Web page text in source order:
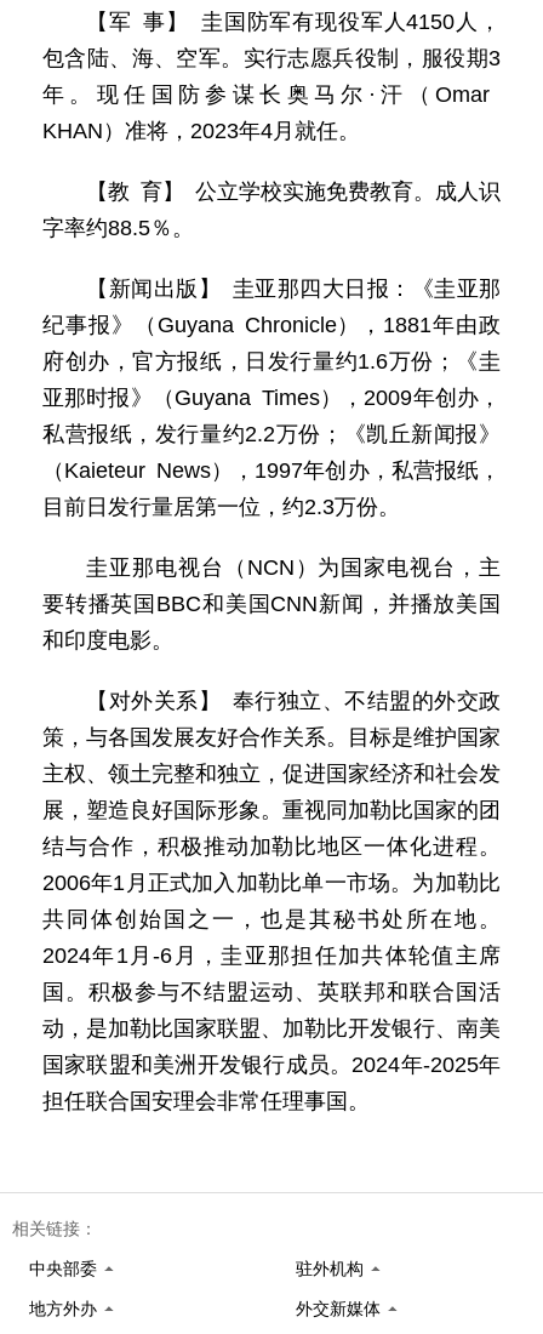
【军 事】 圭国防军有现役军人4150人，
包含陆、海、空军。实行志愿兵役制，服役期3
年。现任国防参谋长奥马尔·汗（Omar
KHAN）准将，2023年4月就任。
【教 育】 公立学校实施免费教育。成人识
字率约88.5％。
【新闻出版】 圭亚那四大日报：《圭亚那
纪事报》（Guyana Chronicle），1881年由政
府创办，官方报纸，日发行量约1.6万份；《圭
亚那时报》（Guyana Times），2009年创办，
私营报纸，发行量约2.2万份；《凯丘新闻报》
（Kaieteur News），1997年创办，私营报纸，
目前日发行量居第一位，约2.3万份。
圭亚那电视台（NCN）为国家电视台，主
要转播英国BBC和美国CNN新闻，并播放美国
和印度电影。
【对外关系】 奉行独立、不结盟的外交政
策，与各国发展友好合作关系。目标是维护国家
主权、领土完整和独立，促进国家经济和社会发
展，塑造良好国际形象。重视同加勒比国家的团
结与合作，积极推动加勒比地区一体化进程。
2006年1月正式加入加勒比单一市场。为加勒比
共同体创始国之一，也是其秘书处所在地。
2024年1月-6月，圭亚那担任加共体轮值主席
国。积极参与不结盟运动、英联邦和联合国活
动，是加勒比国家联盟、加勒比开发银行、南美
国家联盟和美洲开发银行成员。2024年-2025年
担任联合国安理会非常任理事国。
相关链接：
中央部委 驻外机构
地方外办 外交新媒体